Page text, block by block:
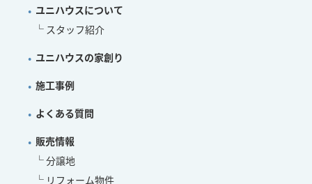
ユニハウスについて
スタッフ紹介
ユニハウスの家創り
施工事例
よくある質問
販売情報
分譲地
リフォーム物件